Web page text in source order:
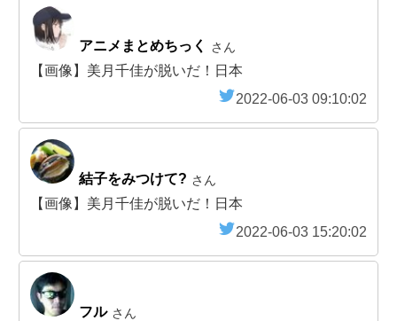
アニメまとめちっく さん
【画像】美月千佳が脱いだ！日本
2022-06-03 09:10:02
結子をみつけて? さん
【画像】美月千佳が脱いだ！日本
2022-06-03 15:20:02
フル さん